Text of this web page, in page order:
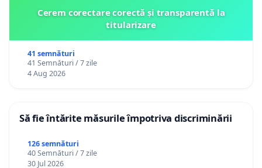
Cerem corectare corectă și transparentă la
titularizare
41 semnături
41 Semnături / 7 zile
4 Aug 2026
Să fie întărite măsurile împotriva discriminării
126 semnături
40 Semnături / 7 zile
30 Jul 2026